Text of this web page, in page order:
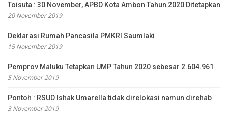
Toisuta : 30 November, APBD Kota Ambon Tahun 2020 Ditetapkan
20 November 2019
Deklarasi Rumah Pancasila PMKRI Saumlaki
15 November 2019
Pemprov Maluku Tetapkan UMP Tahun 2020 sebesar 2.604.961
5 November 2019
Pontoh : RSUD Ishak Umarella tidak direlokasi namun direhab
3 November 2019